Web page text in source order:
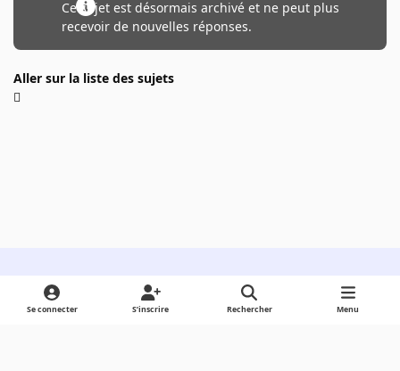
Ce sujet est désormais archivé et ne peut plus
recevoir de nouvelles réponses.
Aller sur la liste des sujets
Light ModeDark ModeSystem Preference
Se connecter S’inscrire Rechercher Menu